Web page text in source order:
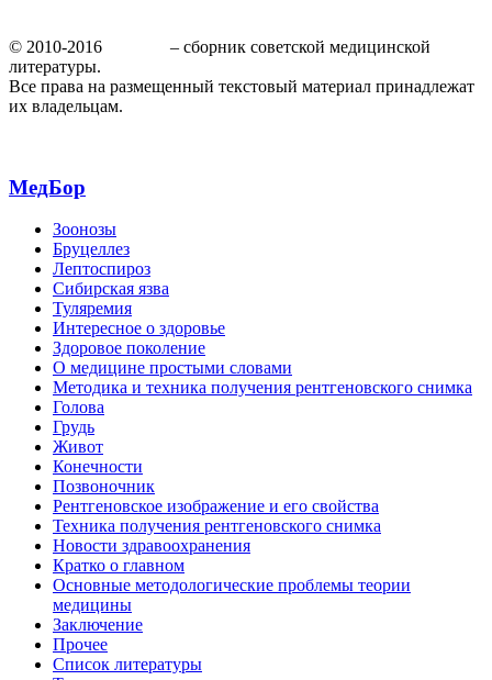
© 2010-2016
– сборник советской медицинской
литературы.
Все права на размещенный текстовый материал принадлежат
их владельцам.
МедБор
Зоонозы
Бруцеллез
Лептоспироз
Сибирская язва
Туляремия
Интересное о здоровье
Здоровое поколение
О медицине простыми словами
Методика и техника получения рентгеновского снимка
Голова
Грудь
Живот
Конечности
Позвоночник
Рентгеновское изображение и его свойства
Техника получения рентгеновского снимка
Новости здравоохранения
Кратко о главном
Основные методологические проблемы теории
медицины
Заключение
Прочее
Список литературы